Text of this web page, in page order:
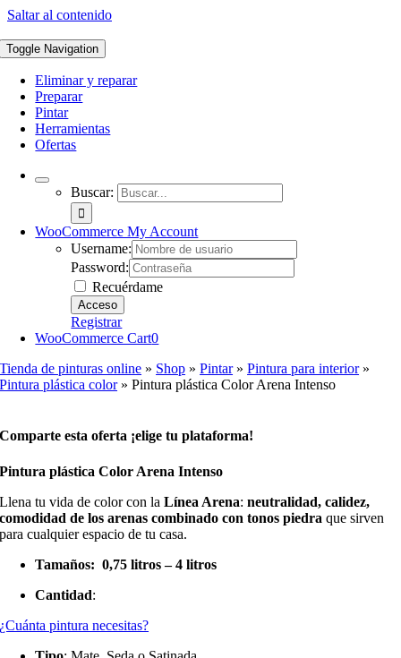
Saltar al contenido
Toggle Navigation
Eliminar y reparar
Preparar
Pintar
Herramientas
Ofertas
Buscar:
WooCommerce My Account
Username:
Password:
Recuérdame
Registrar
WooCommerce Cart0
Tienda de pinturas online » Shop »Pintar»Pintura para interior»
Pintura plástica color»Pintura plástica Color Arena Intenso
Comparte esta oferta ¡elige tu plataforma!
Pintura plástica Color Arena Intenso
Llena tu vida de color con laLínea Arena:neutralidad, calidez,
comodidad de los arenas combinado con tonos piedraque sirven
para cualquier espacio de tu casa.
Tamaños: 0,75 litros – 4 litros
Cantidad:
¿Cuánta pintura necesitas?